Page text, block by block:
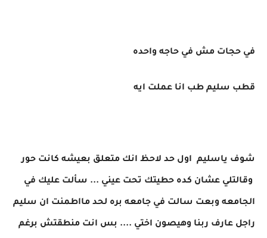
في حجات مش في حاجه واحده
قطب سليم طب انا عملت ايه
شوف ياسليم اول حد لاحظ انك متعلق بعيشه كانت حور
وقالتلي عشان كده حطيتك تحت عيني ... سألت عليك في
الجامعه وبعت سالت في جامعه بره لحد مااطمنت ان سليم
راجل عارف ربنا وهيصون اختي .... بس انت منطقتش برغم